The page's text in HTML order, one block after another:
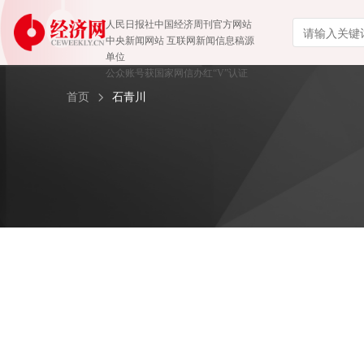
人民日报社中国经济周刊官方网站
中央新闻网站 互联网新闻信息稿源
单位
公众账号获国家网信办红“V”认证
首页 石青川